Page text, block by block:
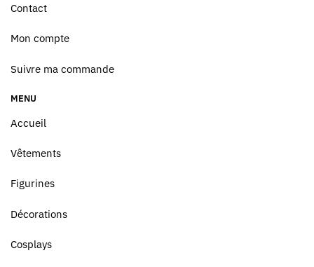
Contact
Mon compte
Suivre ma commande
MENU
Accueil
Vêtements
Figurines
Décorations
Cosplays